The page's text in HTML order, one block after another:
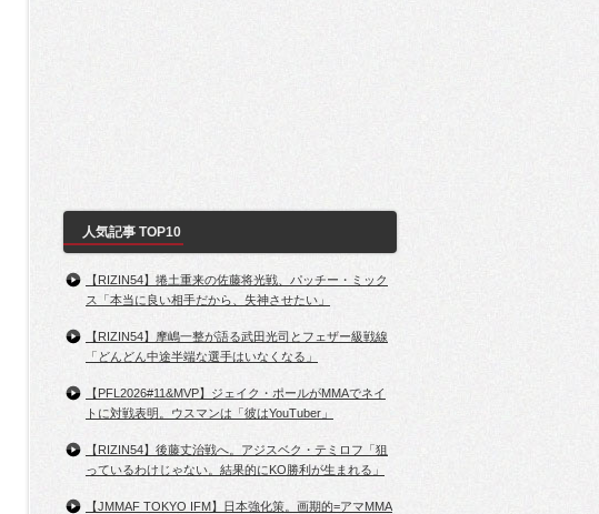
人気記事 TOP10
【RIZIN54】捲土重来の佐藤将光戦、パッチー・ミック
ス「本当に良い相手だから、失神させたい」
【RIZIN54】摩嶋一整が語る武田光司とフェザー級戦線
「どんどん中途半端な選手はいなくなる」
【PFL2026#11&MVP】ジェイク・ポールがMMAでネイ
トに対戦表明。ウスマンは「彼はYouTuber」
【RIZIN54】後藤丈治戦へ。アジスベク・テミロフ「狙
っているわけじゃない。結果的にKO勝利が生まれる」
【JMMAF TOKYO IFM】日本強化策。画期的=アマMMA